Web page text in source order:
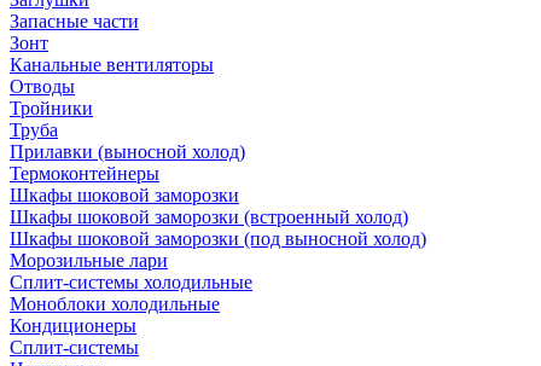
Запасные части
Зонт
Канальные вентиляторы
Отводы
Тройники
Труба
Прилавки (выносной холод)
Термоконтейнеры
Шкафы шоковой заморозки
Шкафы шоковой заморозки (встроенный холод)
Шкафы шоковой заморозки (под выносной холод)
Морозильные лари
Сплит-системы холодильные
Моноблоки холодильные
Кондиционеры
Сплит-системы